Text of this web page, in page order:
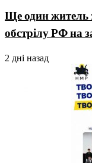
Ще один житель
обстрілу РФ на
2 дні назад